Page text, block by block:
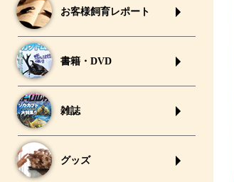
お客様飼育レポート
書籍・DVD
雑誌
グッズ